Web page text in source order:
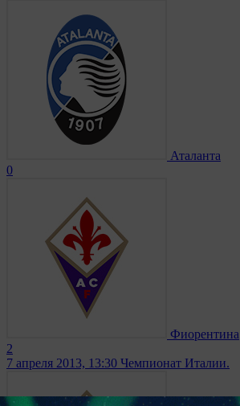
Аталанта
0
Фиорентина
2
7 апреля 2013, 13:30 Чемпионат Италии.